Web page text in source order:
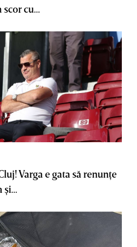
cu...
Varga e gata să renunţe
şi...